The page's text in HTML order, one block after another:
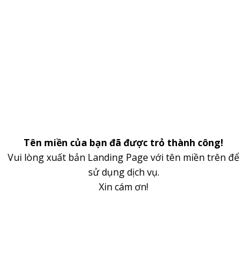
Tên miền của bạn đã được trỏ thành công!
Vui lòng xuất bản Landing Page với tên miền trên để
sử dụng dịch vụ.
Xin cám ơn!